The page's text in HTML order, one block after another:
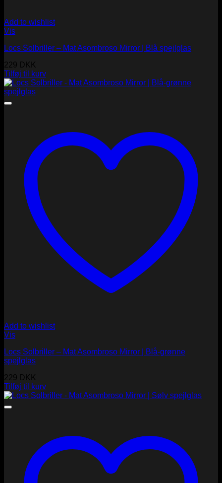
Add to wishlist
Vis
Locs Solbriller – Mat Asombroso Mirror | Blå spejlglas
229 DKK
Tilføj til kurv
Add to wishlist
Vis
Locs Solbriller – Mat Asombroso Mirror | Blå-grønne
spejlglas
229 DKK
Tilføj til kurv